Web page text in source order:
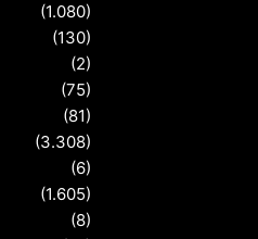
(1.080)
(130)
(2)
(75)
(81)
(3.308)
(6)
(1.605)
(8)